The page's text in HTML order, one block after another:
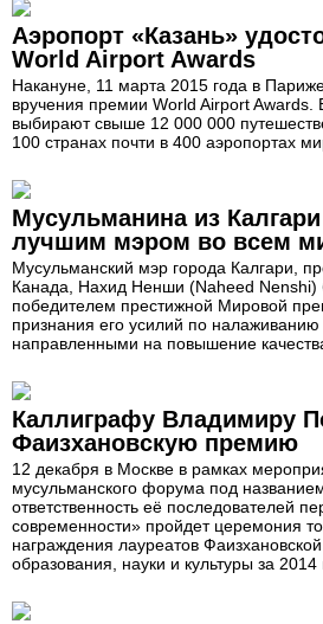
Аэропорт «Казань»
World Airport Awards
Накануне, 11 марта 2015 года в
вручения премии World Airport Awards.
выбирают свыше 12 000 000
100 странах почти в 400 аэропортах
Мусульманина из
лучшим мэром во всем
Мусульманский мэр города Калгари,
Канада, Нахид Ненши (Naheed Nenshi)
победителем престижной Мировой
признания его усилий по налаживанию
направленными на повышение
Каллиграфу Владимиру
Фаизхановскую премию
12 декабря в Москве в рамках
мусульманского форума под
ответственность её последователей
современности» пройдет церемония
награждения лауреатов
образования, науки и культуры за 2014